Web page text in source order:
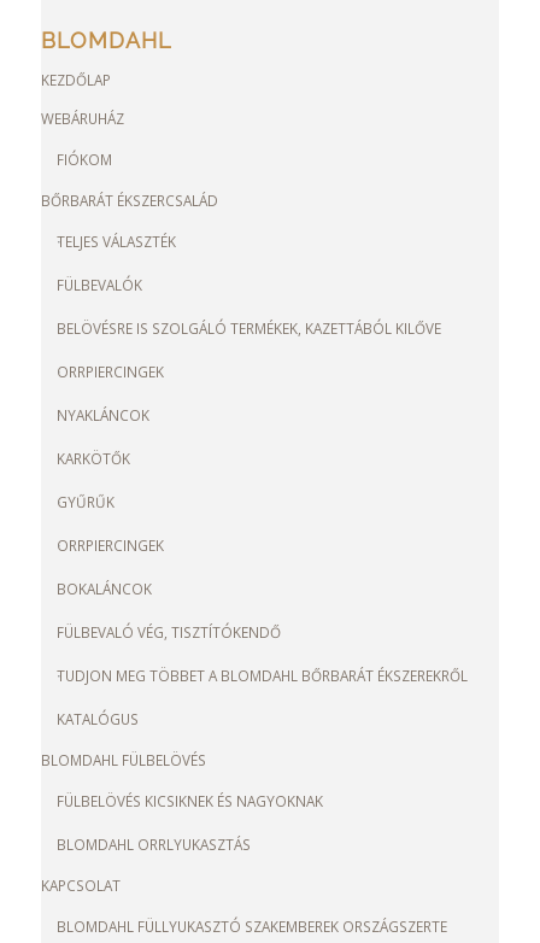
BLOMDAHL
KEZDŐLAP
WEBÁRUHÁZ
FIÓKOM
BŐRBARÁT ÉKSZERCSALÁD
TELJES VÁLASZTÉK
FÜLBEVALÓK
BELÖVÉSRE IS SZOLGÁLÓ TERMÉKEK, KAZETTÁBÓL KILŐVE
ORRPIERCINGEK
NYAKLÁNCOK
KARKÖTŐK
GYŰRŰK
ORRPIERCINGEK
BOKALÁNCOK
FÜLBEVALÓ VÉG, TISZTÍTÓKENDŐ
TUDJON MEG TÖBBET A BLOMDAHL BŐRBARÁT ÉKSZEREKRŐL
KATALÓGUS
BLOMDAHL FÜLBELÖVÉS
FÜLBELÖVÉS KICSIKNEK ÉS NAGYOKNAK
BLOMDAHL ORRLYUKASZTÁS
KAPCSOLAT
BLOMDAHL FÜLLYUKASZTÓ SZAKEMBEREK ORSZÁGSZERTE